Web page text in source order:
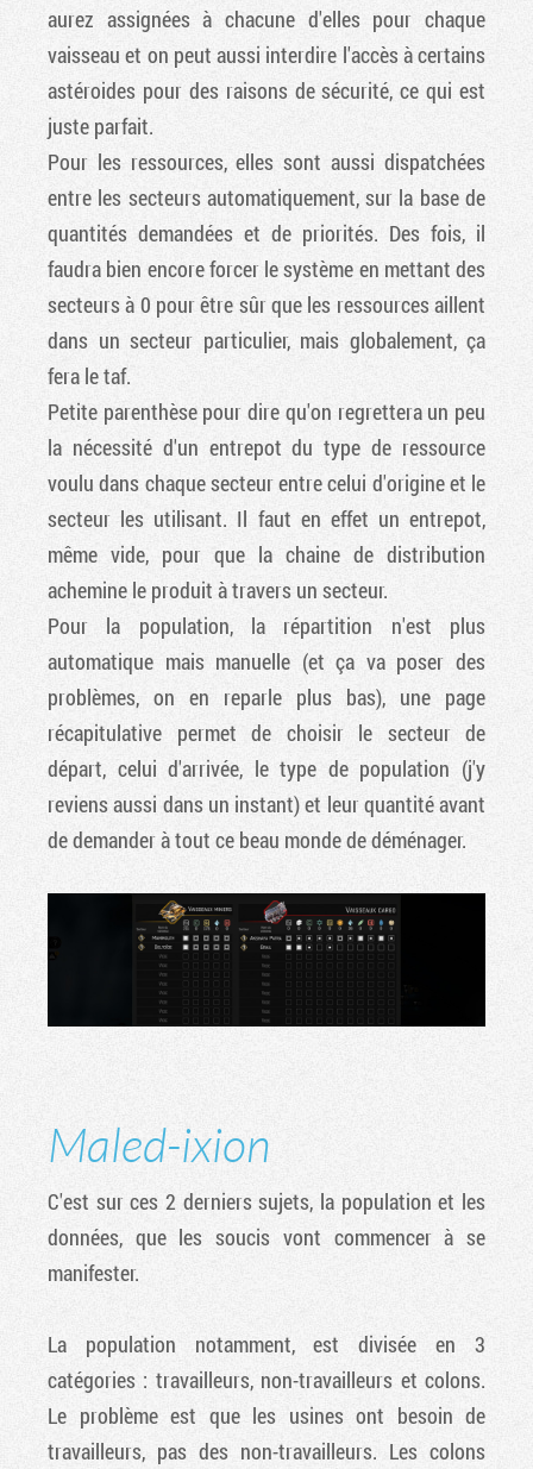
aurez assignées à chacune d'elles pour chaque
vaisseau et on peut aussi interdire l'accès à certains
astéroides pour des raisons de sécurité, ce qui est
juste parfait.
Pour les ressources, elles sont aussi dispatchées
entre les secteurs automatiquement, sur la base de
quantités demandées et de priorités. Des fois, il
faudra bien encore forcer le système en mettant des
secteurs à 0 pour être sûr que les ressources aillent
dans un secteur particulier, mais globalement, ça
fera le taf.
Petite parenthèse pour dire qu'on regrettera un peu
la nécessité d'un entrepot du type de ressource
voulu dans chaque secteur entre celui d'origine et le
secteur les utilisant. Il faut en effet un entrepot,
même vide, pour que la chaine de distribution
achemine le produit à travers un secteur.
Pour la population, la répartition n'est plus
automatique mais manuelle (et ça va poser des
problèmes, on en reparle plus bas), une page
récapitulative permet de choisir le secteur de
départ, celui d'arrivée, le type de population (j'y
reviens aussi dans un instant) et leur quantité avant
de demander à tout ce beau monde de déménager.
Maled-ixion
C'est sur ces 2 derniers sujets, la population et les
données, que les soucis vont commencer à se
manifester.
La population notamment, est divisée en 3
catégories : travailleurs, non-travailleurs et colons.
Le problème est que les usines ont besoin de
travailleurs, pas des non-travailleurs. Les colons